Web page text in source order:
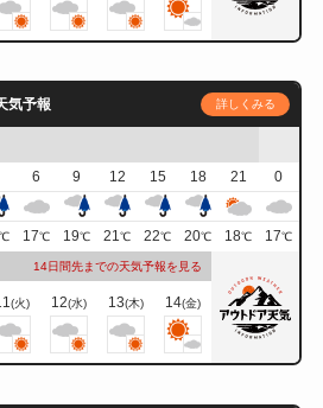
気予報 詳しくみる
6 9 12 15 18 21
0
℃ 17℃ 19℃ 21℃ 22℃ 20℃ 18℃ 17℃
14日間先までの天気予報を見る
(火) 12(水) 13(木) 14(金)